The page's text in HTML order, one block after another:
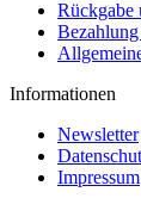
Rückgabe
Informationen
Newsletter
Impressum